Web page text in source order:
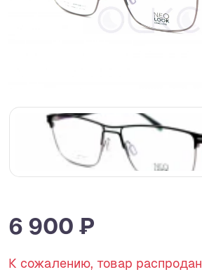
6 900 ₽
К сожалению, товар распродан